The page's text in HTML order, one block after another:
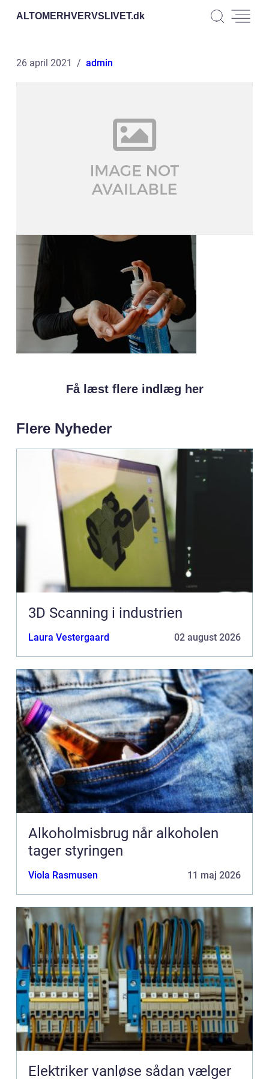
ALTOMERHVERVSLIVET.dk
26 april 2021 admin
Få læst flere indlæg her
Flere Nyheder
3D Scanning i industrien
Laura Vestergaard 02 august 2026
Alkoholmisbrug når alkoholen
tager styringen
Viola Rasmusen 11 maj 2026
Elektriker vanløse sådan vælger